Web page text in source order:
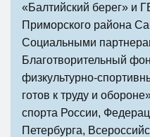
«Балтийский берег» и
Приморского района
Социальными
Благотворительный
физкультурно-
готов к труду и
спорта России,
Петербурга,